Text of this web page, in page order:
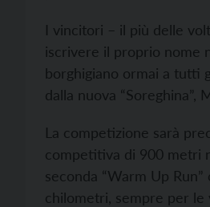
I vincitori – il più delle
iscrivere il proprio nome
borghigiano ormai a tutti
dalla nuova
La competizione sarà
competitiva di 900 metri
seconda “Warm Up
chilometri, sempre per le